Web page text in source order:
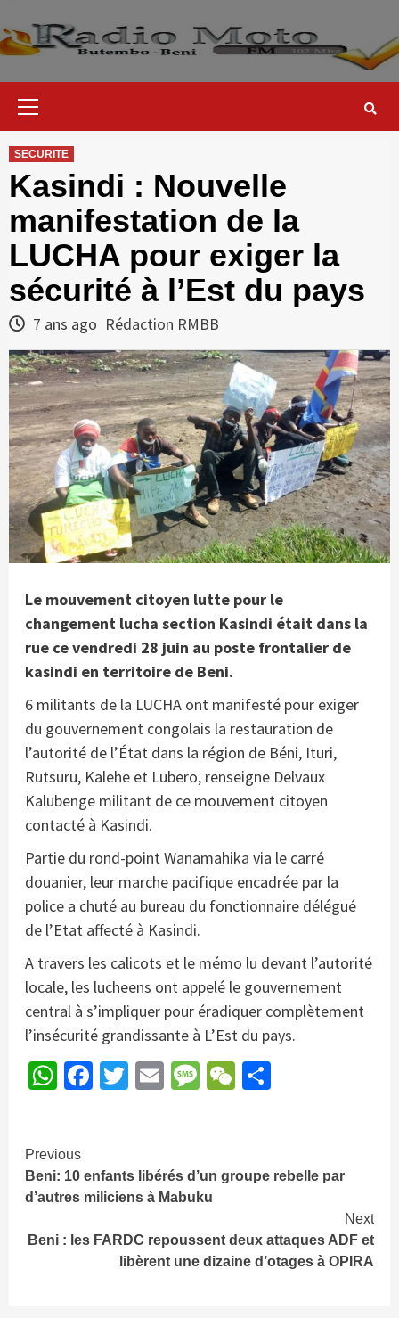
to
content
SECURITE
Kasindi : Nouvelle
manifestation de la
LUCHA pour exiger la
sécurité à l’Est du pays
7 ans ago Rédaction RMBB
Le mouvement citoyen lutte pour le
changement lucha section Kasindi était dans la
rue ce vendredi 28 juin au poste frontalier de
kasindi en territoire de Beni.
6 militants de la LUCHA ont manifesté pour exiger
du gouvernement congolais la restauration de
l’autorité de l’État dans la région de Béni, Ituri,
Rutsuru, Kalehe et Lubero, renseigne Delvaux
Kalubenge militant de ce mouvement citoyen
contacté à Kasindi.
Partie du rond-point Wanamahika via le carré
douanier, leur marche pacifique encadrée par la
police a chuté au bureau du fonctionnaire délégué
de l’Etat affecté à Kasindi.
A travers les calicots et le mémo lu devant l’autorité
locale, les lucheens ont appelé le gouvernement
central à s’impliquer pour éradiquer complètement
l’insécurité grandissante à L’Est du pays.
WhatsApp
Facebook
Twitter
EmailMessage
WeChat
Continue
Reading
Previous
Beni: 10 enfants libérés d’un groupe rebelle par
d’autres miliciens à Mabuku
Next
Beni : les FARDC repoussent deux attaques ADF et
libèrent une dizaine d’otages à OPIRA